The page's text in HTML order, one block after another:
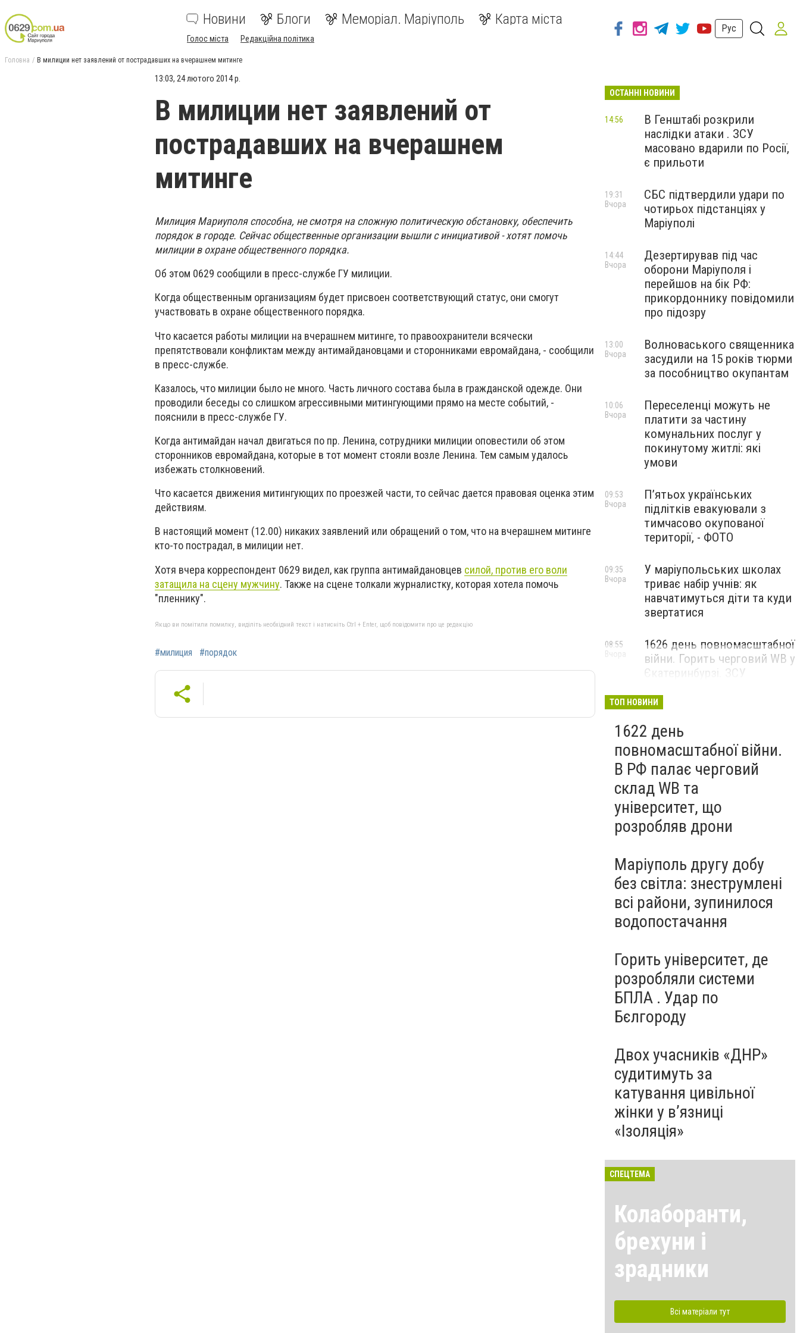
Новини Блоги Меморіал. Маріуполь Карта міста
Голос міста Редакційна політика
Рус
Головна В милиции нет заявлений от пострадавших на вчерашнем митинге
13:03, 24 лютого 2014 р.
В милиции нет заявлений от
пострадавших на вчерашнем
митинге
Милиция Мариуполя способна, не смотря на сложную политическую обстановку, обеспечить
порядок в городе. Сейчас общественные организации вышли с инициативой - хотят помочь
милиции в охране общественного порядка.
Об этом 0629 сообщили в пресс-службе ГУ милиции.
Когда общественным организациям будет присвоен соответствующий статус, они смогут
участвовать в охране общественного порядка.
Что касается работы милиции на вчерашнем митинге, то правоохранители всячески
препятствовали конфликтам между антимайдановцами и сторонниками евромайдана, - сообщили
в пресс-службе.
Казалось, что милиции было не много. Часть личного состава была в гражданской одежде. Они
проводили беседы со слишком агрессивными митингующими прямо на месте событий, -
пояснили в пресс-службе ГУ.
Когда антимайдан начал двигаться по пр. Ленина, сотрудники милиции оповестили об этом
сторонников евромайдана, которые в тот момент стояли возле Ленина. Тем самым удалось
избежать столкновений.
Что касается движения митингующих по проезжей части, то сейчас дается правовая оценка этим
действиям.
В настоящий момент (12.00) никаких заявлений или обращений о том, что на вчерашнем митинге
кто-то пострадал, в милиции нет.
Хотя вчера корреспондент 0629 видел, как группа антимайдановцев силой, против его воли
затащила на сцену мужчину. Также на сцене толкали журналистку, которая хотела помочь
"пленнику".
Якщо ви помітили помилку, виділіть необхідний текст і натисніть Ctrl + Enter, щоб повідомити про це редакцію
#милиция #порядок
ОСТАННІ НОВИНИ
В Генштабі розкрили
наслідки атаки . ЗСУ
масовано вдарили по Росії,
є прильоти
14:56
СБС підтвердили удари по
чотирьох підстанціях у
Маріуполі
19:31
Вчора
Дезертирував під час
оборони Маріуполя і
перейшов на бік РФ:
прикордоннику повідомили
про підозру
14:44
Вчора
Волноваського священника
засудили на 15 років тюрми
за пособництво окупантам
13:00
Вчора
Переселенці можуть не
платити за частину
комунальних послуг у
покинутому житлі: які
умови
10:06
Вчора
П’ятьох українських
підлітків евакуювали з
тимчасово окупованої
території, - ФОТО
09:53
Вчора
У маріупольських школах
триває набір учнів: як
навчатимуться діти та куди
звертатися
09:35
Вчора
1626 день повномасштабної
війни. Горить черговий WB у
Єкатеринбурзі. ЗСУ
Маріуполі
08:55
Вчора
ТОП НОВИНИ
1622 день
повномасштабної війни.
В РФ палає черговий
склад WB та
університет, що
розробляв дрони
Маріуполь другу добу
без світла: знеструмлені
всі райони, зупинилося
водопостачання
Горить університет, де
розробляли системи
БПЛА . Удар по
Бєлгороду
Двох учасників «ДНР»
судитимуть за
катування цивільної
жінки у в’язниці
«Ізоляція»
СПЕЦТЕМА
Колаборанти,
брехуни і
зрадники
Всі матеріали тут